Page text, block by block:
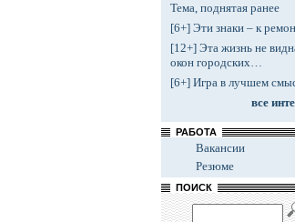
Тема, поднятая ранее
[6+] Эти знаки – к
[12+] Эта жизнь не
окон городских…
[6+] Игра в лучшем
все
РАБОТА
Вакансии
Резюме
ПОИСК